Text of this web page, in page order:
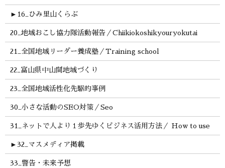
► 16_ひみ里山くらぶ
20_地域おこし協力隊活動報告／Chiikiokoshikyouryokutai
21_全国地域リーダー養成塾／Training school
22_富山県中山間地域づくり
23_全国地域活性化先駆的事例
30_小さな活動のSEO対策／Seo
31_ネットで人より１歩先ゆくビジネス活用方法／ How to use
► 32_マスメディア掲載
33_警告・未来予想